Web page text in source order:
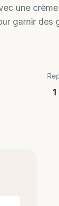
une
garnir
1